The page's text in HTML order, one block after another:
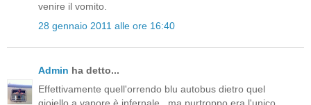
venire il vomito.
28 gennaio 2011 alle ore 16:40
Admin ha detto...
Effettivamente quell'orrendo blu autobus dietro quel